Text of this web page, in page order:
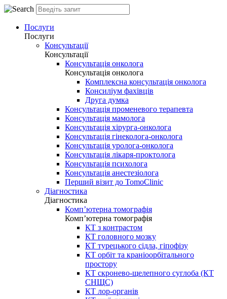
Послуги
Послуги
Консультації
Консультації
Консультація онколога
Консультація онколога
Комплексна консультація онколога
Консиліум фахівців
Друга думка
Консультація променевого терапевта
Консультація мамолога
Консультація хірурга-онколога
Консультація гінеколога-онколога
Консультація уролога-онколога
Консультація лікаря-проктолога
Консультація психолога
Консультація анестезіолога
Перший візит до TomoClinic
Діагностика
Діагностика
Комп’ютерна томографія
Комп’ютерна томографія
КТ з контрастом
КТ головного мозку
КТ турецького сідла, гіпофізу
КТ орбіт та краніоорбітального
простору
КТ скронево-щелепного суглоба (КТ
СНЩС)
КТ лор-органів